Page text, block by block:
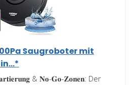
Saugroboter mit
& 𝐍𝐨-𝐆𝐨-𝐙𝐨𝐧𝐞𝐧: Der